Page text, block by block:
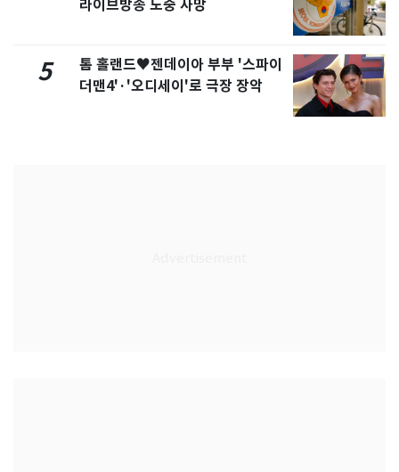
라이브방송 도중 사망
5
톰 홀랜드♥젠데이아 부부 '스파이
더맨4'·'오디세이'로 극장 장악